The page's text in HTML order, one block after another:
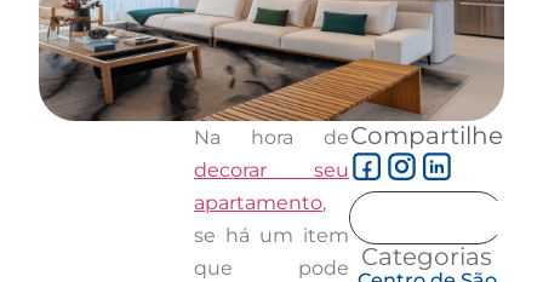
Na hora de
decorar seu
apartamento,
se há um item
que pode
Compartilhe
Categorias